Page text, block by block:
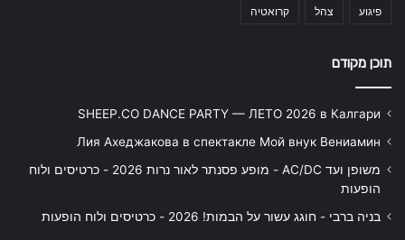
פיגוע צהל קרואטיה
תוכן מקודם
SHEEP.CO DANCE PARTY — ЛЕТО 2026 в Калгари
Лия Ахеджакова в спектакле Мой внук Вениамин
משופן ועד AC/DC - מופע פסנתר לאור נרות 2026 - כרטיסים ולוח
הופעות
בניה ברבי - חוגג עשור על הבמות! 2026 - כרטיסים ולוח הופעות